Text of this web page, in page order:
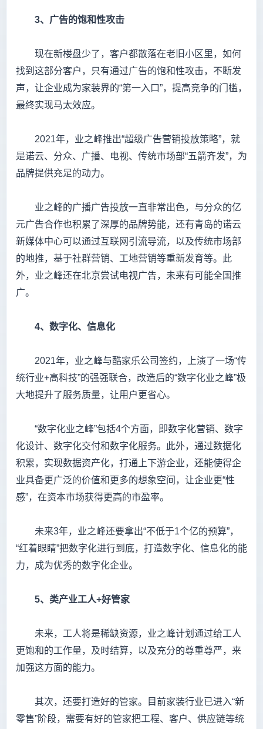
3、广告的饱和性攻击
现在新楼盘少了，客户都散落在老旧小区里，如何
找到这部分客户，只有通过广告的饱和性攻击，不断发
声，让企业成为家装界的“第一入口”，提高竞争的门槛，
最终实现马太效应。
2021年，业之峰推出“超级广告营销投放策略”，就
是诺云、分众、广播、电视、传统市场部“五箭齐发”，为
品牌提供充足的动力。
业之峰的广播广告投放一直非常出色，与分众的亿
元广告合作也积累了深厚的品牌势能，还有青岛的诺云
新媒体中心可以通过互联网引流导流，以及传统市场部
的地推，基于社群营销、工地营销等重新发育等。此
外，业之峰还在北京尝试电视广告，未来有可能全国推
广。
4、数字化、信息化
2021年，业之峰与酷家乐公司签约，上演了一场“传
统行业+高科技”的强强联合，改造后的“数字化业之峰”极
大地提升了服务质量，让用户更省心。
“数字化业之峰”包括4个方面，即数字化营销、数字
化设计、数字化交付和数字化服务。此外，通过数据化
积累，实现数据资产化，打通上下游企业，还能使得企
业具备更广泛的价值和更多的想象空间，让企业更“性
感”，在资本市场获得更高的市盈率。
未来3年，业之峰还要拿出“不低于1个亿的预算”，
“红着眼睛”把数字化进行到底，打造数字化、信息化的能
力，成为优秀的数字化企业。
5、类产业工人+好管家
未来，工人将是稀缺资源，业之峰计划通过给工人
更饱和的工作量，及时结算，以及充分的尊重尊严，来
加强这方面的能力。
其次，还要打造好的管家。目前家装行业已进入“新
零售”阶段，需要有好的管家把工程、客户、供应链等统